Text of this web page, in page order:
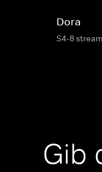
Dora
S4-8
Gib